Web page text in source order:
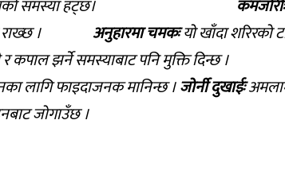
खाँदा कब्जियतको समस्या हट्छ। कमजोरीः
राख्छ । अनुहारमा चमकःयो खाँदा शरिरको
र कपाल झर्ने समस्याबाट पनि
लागि फाइदाजनक मानिन्छ ।जोर्नी दुखाईः
जोगाउँछ ।